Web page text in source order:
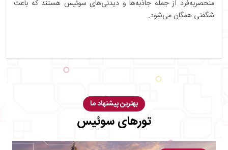
منحصربه‌فرد از جمله جاذبه‌ها و دیدنی‌های سوئیس هستند که باعث
شگفتی همگان می‌شود.
بهترین پیشنهاد ما
تورهای سوئیس